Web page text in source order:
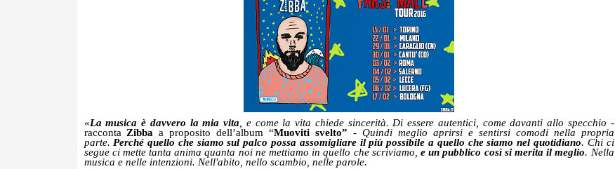
«La musica è davvero la mia vita, e come la vita chiede sincerità. Di essere autentici, come davanti allo specchio -
raccontaZibbaa proposito dell’album “Muoviti svelto” - Quindi meglio aprirsi e sentirsi comodi nella propria
parte.Perché quello che siamo sul palco possa assomigliare il più possibile a quello che siamo nel quotidiano. Chi ci
segue ci mette tanta anima quanta noi ne mettiamo in quello che scriviamo, e un pubblico così si merita il meglio. Nella
musica e nelle intenzioni. Nell'abito, nello scambio, nelle parole.